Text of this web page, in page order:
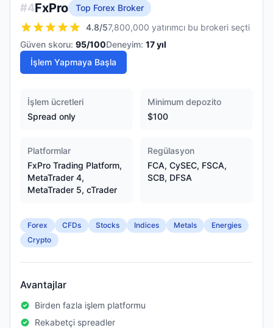
#4FxPro
Top Forex Broker
4.8/57,800,000 yatırımcı bu brokeri seçti
Güven skoru: 95/100Deneyim: 17yıl
İşlem Yapmaya Başla
İşlem ücretleri
Spread only
Minimum depozito
$100
Platformlar
FxPro Trading Platform,
MetaTrader 4,
MetaTrader 5, cTrader
Regülasyon
FCA, CySEC, FSCA,
SCB, DFSA
Forex CFDs Stocks Indices Metals
Energies
Crypto
Avantajlar
Birden fazla işlem platformu
Rekabetçi spreadler